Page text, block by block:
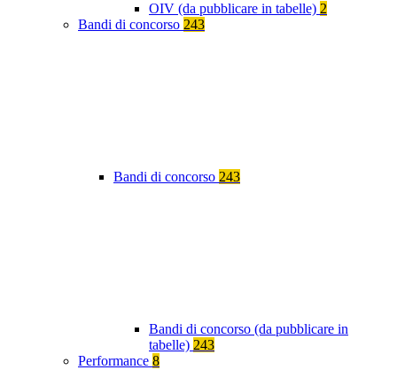
OIV (da pubblicare in tabelle) 2
Bandi di concorso 243
Bandi di concorso 243
Bandi di concorso (da pubblicare in
tabelle) 243
Performance 8